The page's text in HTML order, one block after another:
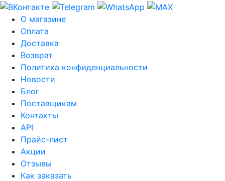
О магазине
Оплата
Доставка
Возврат
Политика конфиденциальности
Новости
Блог
Поставщикам
Контакты
API
Прайс-лист
Акции
Отзывы
Как заказать